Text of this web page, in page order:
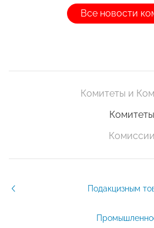
Все новости
Комитеты и
Комитеты
Комиссии
Подакцизным